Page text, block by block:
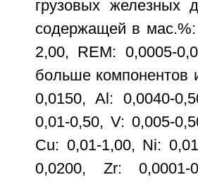
грузовых железных
содержащей в
2,00, REM: 0,0005-
больше компонентов
0,0150, Al: 0,0040-
0,01-0,50, V: 0,005-
Cu: 0,01-1,00, Ni:
0,0200, Zr: